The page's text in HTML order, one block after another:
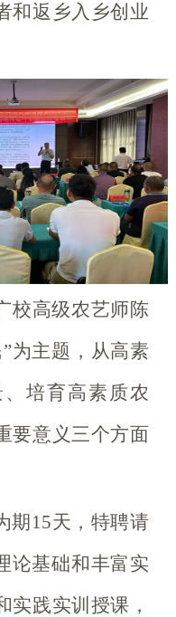
和返乡入乡创业
校高级农艺师陈
为主题，从高素
培育高素质农
要意义三个方面
期15天，特聘请
论基础和丰富实
实践实训授课，